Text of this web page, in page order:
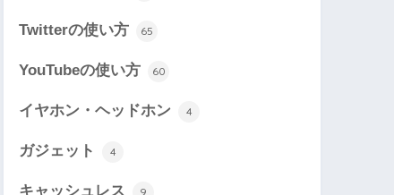
Twitterの使い方 65
YouTubeの使い方 60
イヤホン・ヘッドホン 4
ガジェット 4
キャッシュレス 9